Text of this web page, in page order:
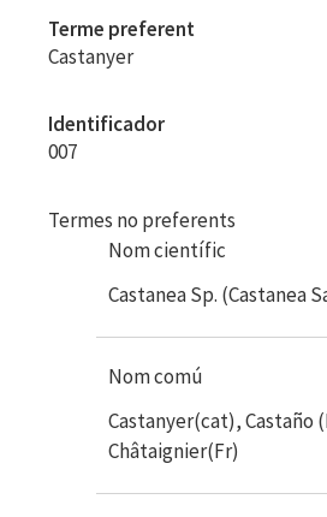
Terme preferent
Castanyer
Identificador
007
Termes no preferents
Nom científic
Castanea Sp. (Castanea
Nom comú
Castanyer(cat), Castaño
Châtaignier(Fr)